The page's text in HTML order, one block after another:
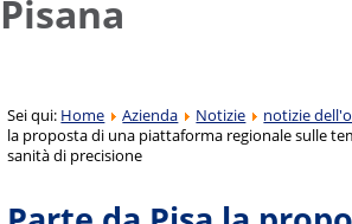
Pisana
Sei qui: Home Azienda Notizie notizie
la proposta di una piattaforma regionale sulle
sanità di precisione